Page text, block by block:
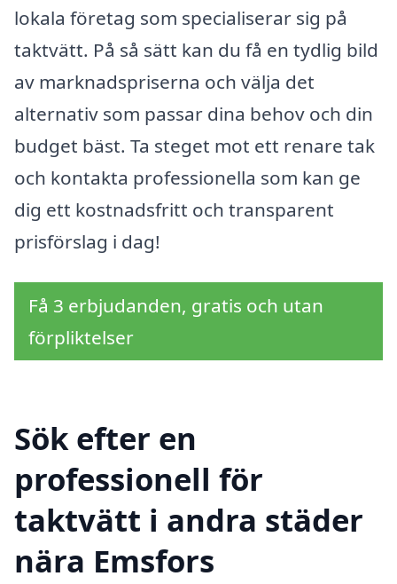
lokala företag som specialiserar sig på
taktvätt. På så sätt kan du få en tydlig bild
av marknadspriserna och välja det
alternativ som passar dina behov och din
budget bäst. Ta steget mot ett renare tak
och kontakta professionella som kan ge
dig ett kostnadsfritt och transparent
prisförslag i dag!
Få 3 erbjudanden, gratis och utan
förpliktelser
Sök efter en
professionell för
taktvätt i andra städer
nära Emsfors